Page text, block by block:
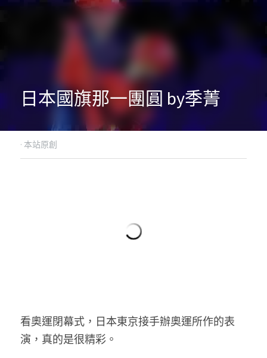
日本國旗那一團圓 by季菁
· 本站原創
看奧運閉幕式，日本東京接手辦奧運所作的表
演，真的是很精彩。